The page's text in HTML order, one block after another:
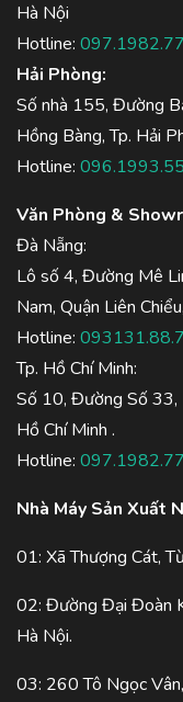
Hà Nội
Hotline:
Hải Phòng:
Số nhà 155, Đường
Hồng Bàng, Tp. Hải
Hotline:
Văn Phòng &
Đà Nẵng:
Lô số 4, Đường Mê
Nam, Quận Liên
Hotline:
Tp. Hồ Chí Minh:
Số 10, Đường Số 33,
Hồ Chí Minh .
Hotline:
Nhà Máy Sản Xuất
01: Xã Thượng Cát,
02: Đường Đại Đoàn
Hà Nội.
03: 260 Tô Ngọc